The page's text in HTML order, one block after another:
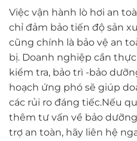
Việc vận hành lò hơi an
chỉ đảm bảo tiến độ sản
cũng chính là bảo vệ an
bị. Doanh nghiệp cần
kiểm tra, bảo trì -bảo
hoạch ứng phó sẽ giúp
các rủi ro đáng tiếc.Nếu
thêm tư vấn về bảo
trợ an toàn, hãy liên hệ